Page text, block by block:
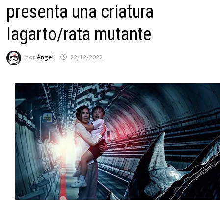
presenta una criatura
lagarto/rata mutante
porÁngel 22/12/2022